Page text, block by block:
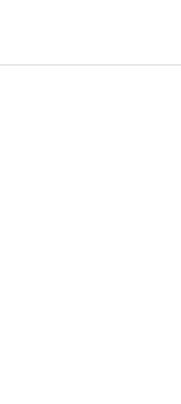
is getting
-